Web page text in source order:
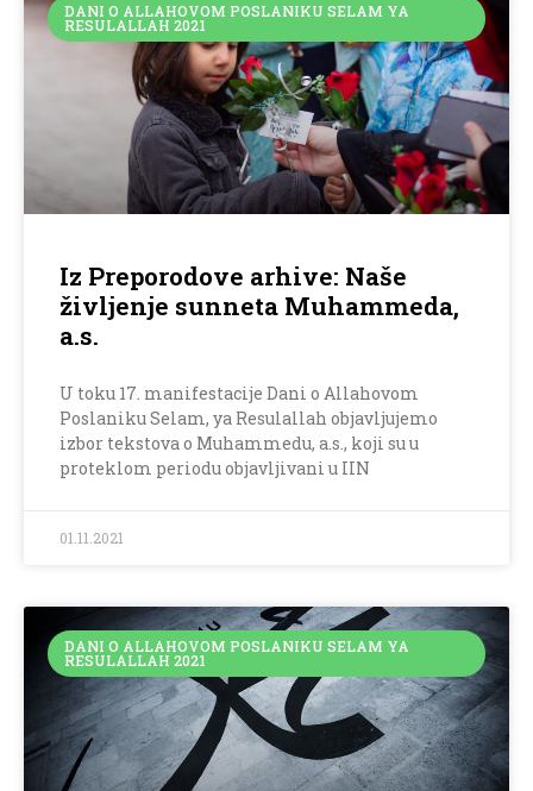
DANI O ALLAHOVOM POSLANIKU SELAM YA
RESULALLAH 2021
Iz Preporodove arhive: Naše
življenje sunneta Muhammeda,
a.s.
U toku 17. manifestacije Dani o Allahovom
Poslaniku Selam, ya Resulallah objavljujemo
izbor tekstova o Muhammedu, a.s., koji su u
proteklom periodu objavljivani u IIN
01.11.2021
DANI O ALLAHOVOM POSLANIKU SELAM YA
RESULALLAH 2021